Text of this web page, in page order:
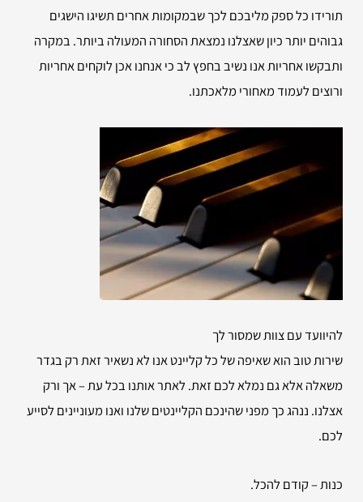
תורידו כל ספק מליבכם לכך שבמקומות אחרים תשיגו הישגים
גבוהים יותר כיון שאצלנו נמצאת הסחורה המעולה ביותר. במקרה
ותבקשו אחריות אנו נשיב בחפץ לב כי אנחנו אכן לוקחים אחריות
ורוצים לעמוד מאחורי מלאכתנו.
להיוועד עם צוות שמסור לך
שירות טוב הוא שאיפה של כל קליינט אנו לא נשאיר זאת רק בגדר
משאלה אלא גם נמלא לכם זאת. לאתר אותנו בכל עת – אך ורק
אצלנו. ננהג כך מפני שהינכם הקליינטים שלנו ואנו מעוניינים לסייע
לכם.
כנות – קודם להכל.